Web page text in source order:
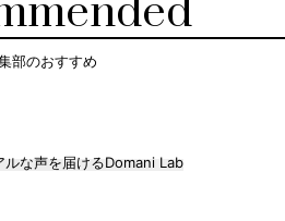
部のおすすめ
ルな声を届けるDomani Lab